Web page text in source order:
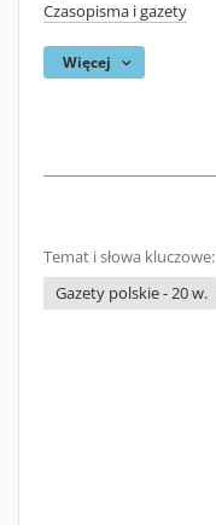
Czasopisma i gazety
Więcej
Temat i słowa kluczowe:
Gazety polskie - 20 w.